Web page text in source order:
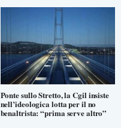
Ponte sullo Stretto, la Cgil insiste
nell’ideologica lotta per il no
benaltrista: “prima serve altro”